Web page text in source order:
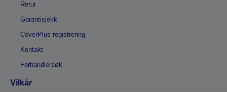
Retur
Garantisjekk
CoverPlus-registrering
Kontakt
Forhandlersøk
Vilkår